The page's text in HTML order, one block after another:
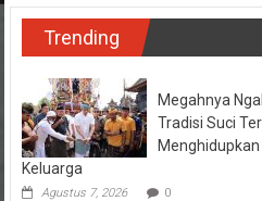
Trending
Megahnya
Tradisi Suci
Keluarga
Agustus 7, 2026 0